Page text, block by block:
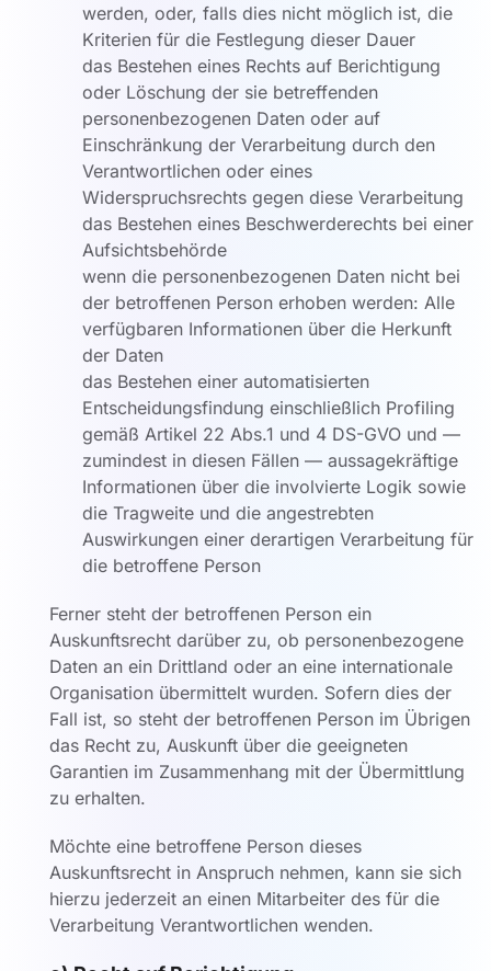
werden, oder, falls dies nicht möglich ist, die
Kriterien für die Festlegung dieser Dauer
das Bestehen eines Rechts auf Berichtigung
oder Löschung der sie betreffenden
personenbezogenen Daten oder auf
Einschränkung der Verarbeitung durch den
Verantwortlichen oder eines
Widerspruchsrechts gegen diese Verarbeitung
das Bestehen eines Beschwerderechts bei einer
Aufsichtsbehörde
wenn die personenbezogenen Daten nicht bei
der betroffenen Person erhoben werden: Alle
verfügbaren Informationen über die Herkunft
der Daten
das Bestehen einer automatisierten
Entscheidungsfindung einschließlich Profiling
gemäß Artikel 22 Abs.1 und 4 DS-GVO und —
zumindest in diesen Fällen — aussagekräftige
Informationen über die involvierte Logik sowie
die Tragweite und die angestrebten
Auswirkungen einer derartigen Verarbeitung für
die betroffene Person
Ferner steht der betroffenen Person ein
Auskunftsrecht darüber zu, ob personenbezogene
Daten an ein Drittland oder an eine internationale
Organisation übermittelt wurden. Sofern dies der
Fall ist, so steht der betroffenen Person im Übrigen
das Recht zu, Auskunft über die geeigneten
Garantien im Zusammenhang mit der Übermittlung
zu erhalten.
Möchte eine betroffene Person dieses
Auskunftsrecht in Anspruch nehmen, kann sie sich
hierzu jederzeit an einen Mitarbeiter des für die
Verarbeitung Verantwortlichen wenden.